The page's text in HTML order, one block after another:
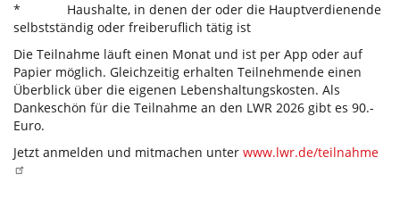
* Haushalte, in denen der oder die Hauptverdienende
selbstständig oder freiberuflich tätig ist
Die Teilnahme läuft einen Monat und ist per App oder auf
Papier möglich. Gleichzeitig erhalten Teilnehmende einen
Überblick über die eigenen Lebenshaltungskosten. Als
Dankeschön für die Teilnahme an den LWR 2026 gibt es 90.-
Euro.
Jetzt anmelden und mitmachen unter www.lwr.de/teilnahme